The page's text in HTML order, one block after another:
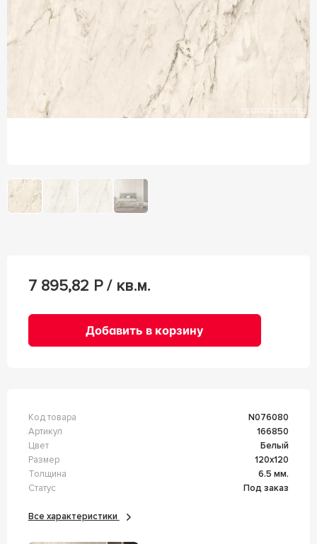
7 895,82 Р / кв.м.
Добавить в корзину
Код товара
n076080
Артикул
166850
Цвет
Белый
Размер
120x120
Толщина
6.5 мм.
Статус
Под заказ
Все характеристики